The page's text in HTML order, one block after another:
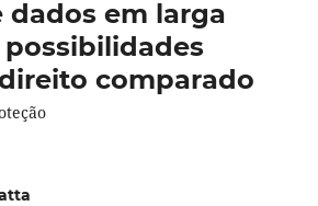
dados em larga
possibilidades
comparado